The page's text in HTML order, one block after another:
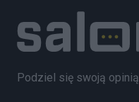
Podziel się swoją opinią